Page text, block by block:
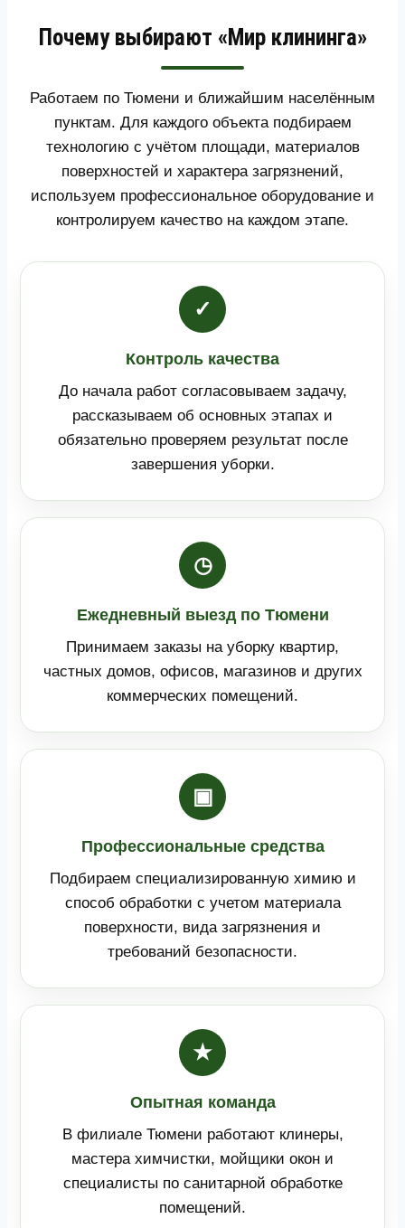
Почему выбирают «Мир клининга»
Работаем по Тюмени и ближайшим населённым
пунктам. Для каждого объекта подбираем
технологию с учётом площади, материалов
поверхностей и характера загрязнений,
используем профессиональное оборудование и
контролируем качество на каждом этапе.
✓
Контроль качества
До начала работ согласовываем задачу,
рассказываем об основных этапах и
обязательно проверяем результат после
завершения уборки.
◷
Ежедневный выезд по Тюмени
Принимаем заказы на уборку квартир,
частных домов, офисов, магазинов и других
коммерческих помещений.
▣
Профессиональные средства
Подбираем специализированную химию и
способ обработки с учетом материала
поверхности, вида загрязнения и
требований безопасности.
★
Опытная команда
В филиале Тюмени работают клинеры,
мастера химчистки, мойщики окон и
специалисты по санитарной обработке
помещений.